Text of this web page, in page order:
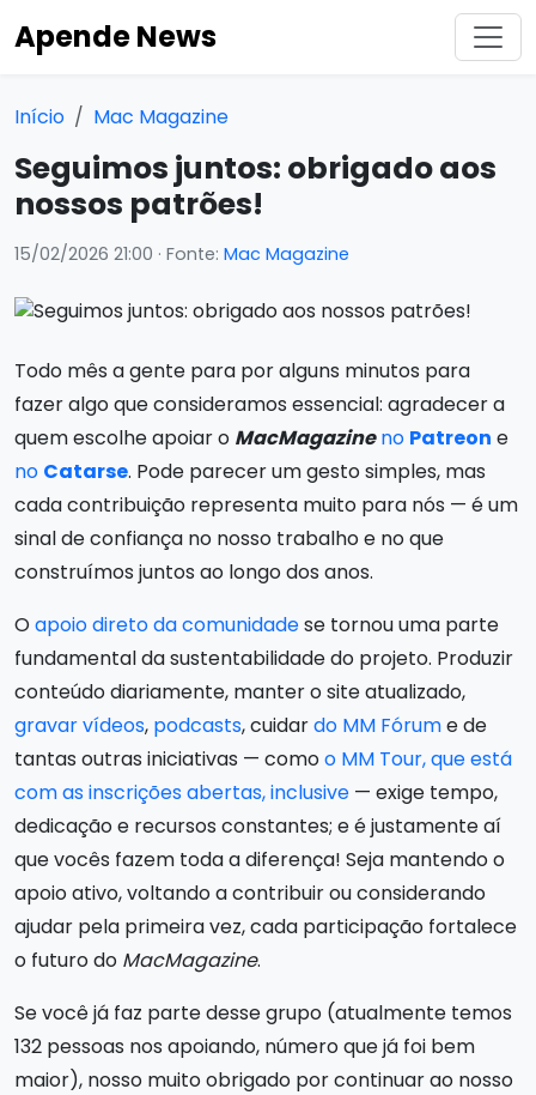
Apende News
Início Mac Magazine
Seguimos juntos: obrigado aos
nossos patrões!
15/02/2026 21:00 · Fonte: Mac Magazine
Todo mês a gente para por alguns minutos para
fazer algo que consideramos essencial: agradecer a
quem escolhe apoiar o MacMagazine no Patreon e
no Catarse. Pode parecer um gesto simples, mas
cada contribuição representa muito para nós — é um
sinal de confiança no nosso trabalho e no que
construímos juntos ao longo dos anos.
Oapoio direto da comunidadese tornou uma parte
fundamental da sustentabilidade do projeto. Produzir
conteúdo diariamente, manter o site atualizado,
gravar vídeos, podcasts, cuidardo MM Fórume de
tantas outras iniciativas — comoo MM Tour, que está
com as inscrições abertas, inclusive — exige tempo,
dedicação e recursos constantes; e é justamente aí
que vocês fazem toda a diferença! Seja mantendo o
apoio ativo, voltando a contribuir ou considerando
ajudar pela primeira vez, cada participação fortalece
o futuro do MacMagazine.
Se você já faz parte desse grupo (atualmente temos
132 pessoas nos apoiando, número que já foi bem
maior), nosso muito obrigado por continuar ao nosso